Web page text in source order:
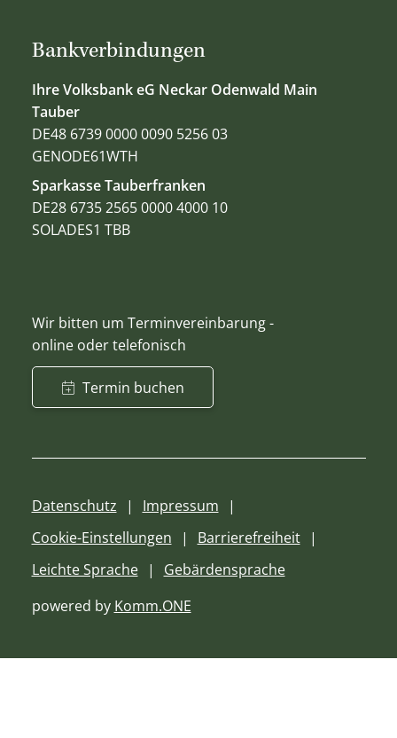
Bankverbindungen
Ihre Volksbank eG Neckar Odenwald Main
Tauber
DE48 6739 0000 0090 5256 03
GENODE61WTH
Sparkasse Tauberfranken
DE28 6735 2565 0000 4000 10
SOLADES1 TBB
Wir bitten um Terminvereinbarung -
online oder telefonisch
Termin buchen
Datenschutz
Impressum
Cookie-Einstellungen
Barrierefreiheit
Leichte Sprache
Gebärdensprache
powered by Komm.ONE